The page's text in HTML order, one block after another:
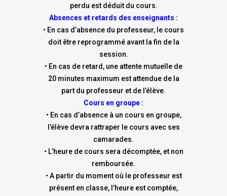
perdu est déduit du cours.
Absences et retards des enseignants :
• En cas d’absence du professeur, le cours
doit être reprogrammé avant la fin de la
session.
• En cas de retard, une attente mutuelle de
20 minutes maximum est attendue de la
part du professeur et de l’élève.
Cours en groupe :
• En cas d’absence à un cours en groupe,
l’élève devra rattraper le cours avec ses
camarades.
• L’heure de cours sera décomptée, et non
remboursée.
• A partir du moment où le professeur est
présent en classe, l’heure est comptée,